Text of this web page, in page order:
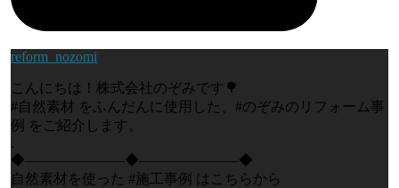
reform_nozomi
こんにちは！株式会社のぞみです🌳
#自然素材 をふんだんに使用した、#のぞみのリフォーム事
例 をご紹介します。
.
◆―――――――◆―――――――◆
自然素材を使った #施工事例 はこちらから